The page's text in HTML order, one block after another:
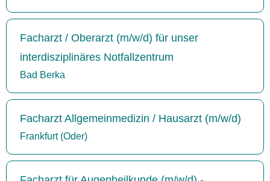
Facharzt / Oberarzt (m/w/d) für unser
interdisziplinäres Notfallzentrum
Bad Berka
Facharzt Allgemeinmedizin / Hausarzt (m/w/d)
Frankfurt (Oder)